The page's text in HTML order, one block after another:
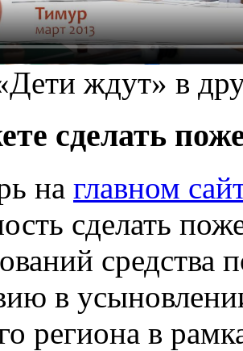
ждут» в
сделать
на главном
сделать
в
региона в